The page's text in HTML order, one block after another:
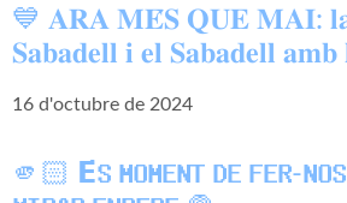
💙 𝐀𝐑𝐀 𝐌𝐄́𝐒 𝐐𝐔𝐄 𝐌𝐀𝐈: 𝐥𝐚
𝐒𝐚𝐛𝐚𝐝𝐞𝐥𝐥 𝐢 𝐞𝐥 𝐒𝐚𝐛𝐚𝐝𝐞𝐥𝐥 𝐚𝐦𝐛
16 d'octubre de 2024
🫵🏻 𝗘́𝗦 𝗠𝗢𝗠𝗘𝗡𝗧 𝗗𝗘 𝗙𝗘𝗥-